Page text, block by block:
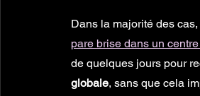
Dans la majorité des
pare brise dans un
de quelques jours pour
globale, sans que cela